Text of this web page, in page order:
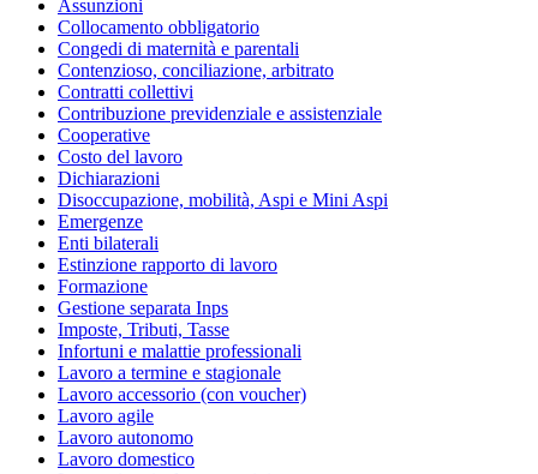
Assunzioni
Collocamento obbligatorio
Congedi di maternità e parentali
Contenzioso, conciliazione, arbitrato
Contratti collettivi
Contribuzione previdenziale e assistenziale
Cooperative
Costo del lavoro
Dichiarazioni
Disoccupazione, mobilità, Aspi e Mini Aspi
Emergenze
Enti bilaterali
Estinzione rapporto di lavoro
Formazione
Gestione separata Inps
Imposte, Tributi, Tasse
Infortuni e malattie professionali
Lavoro a termine e stagionale
Lavoro accessorio (con voucher)
Lavoro agile
Lavoro autonomo
Lavoro domestico